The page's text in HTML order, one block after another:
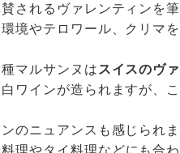
賛されるヴァレンティンを
境やテロワール、クリマ
マルサンヌは スイスのヴ
ワインが造られますが、
のニュアンスも感じられ
理やタイ料理などにも合